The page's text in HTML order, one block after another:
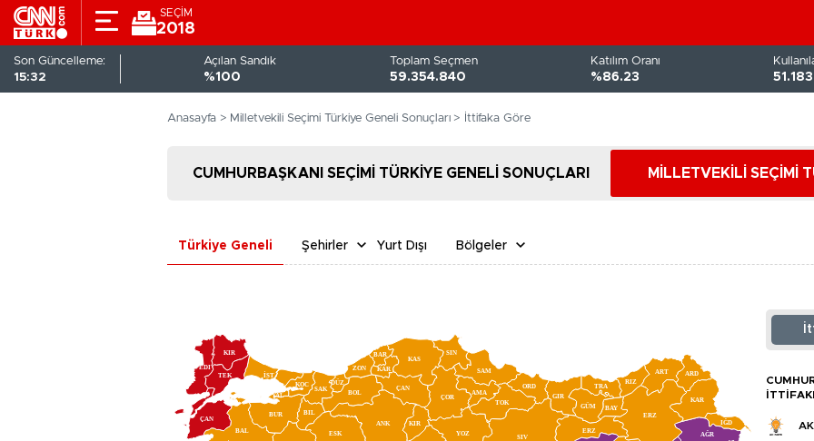
SEÇİM
2018
Son Güncelleme:
15:32
Açılan Sandık
%100
Toplam Seçmen
59.354.840
Katılım Oranı
%86.23
Anasayfa > Milletvekili Seçimi Türkiye Geneli Sonuçları > İttifaka Göre
CUMHURBAŞKANI SEÇİMİ TÜRKİYE GENELİ SONUÇLARI MİLLETVEKİLİ SEÇİMİ
Türkiye Geneli Şehirler Yurt Dışı Bölgeler
AĞR
AMA
ANK
ARD
ART
BAL
BAR
BAY
BIL
BOL
BUR
ÇAN
ÇAN
ÇOR
DÜZ
EDI
ERZ
ERZ
ESK
GIR
GÜM
IĞD
İST
KAR
KAR
KAS
KIR
KIR
KOC ORD
RIZ
SAK
SAM
SIN
SIV
TEK
TOK
TRA
YAL
YOZ
ZON
İTTIFAKI